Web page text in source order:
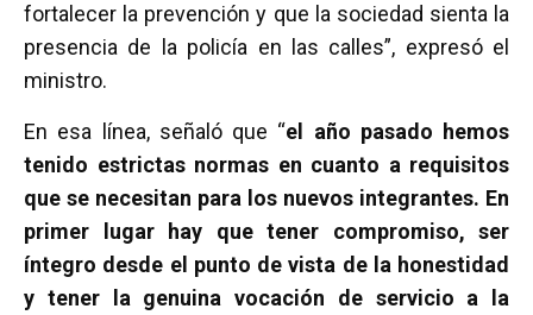
fortalecer la prevención y que la sociedad sienta la
presencia de la policía en las calles”, expresó el
ministro.
En esa línea, señaló que “el año pasado hemos
tenido estrictas normas en cuanto a requisitos
que se necesitan para los nuevos integrantes. En
primer lugar hay que tener compromiso, ser
íntegro desde el punto de vista de la honestidad
y tener la genuina vocación de servicio a la